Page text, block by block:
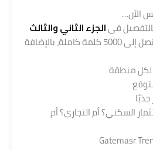
الآن…
فيالجزء الثاني والثالث
حتى نصل إلى 5000 كلمة كاملة، بالإضافة
لكل منطقة
السكني؟ أم التجاري؟ أم